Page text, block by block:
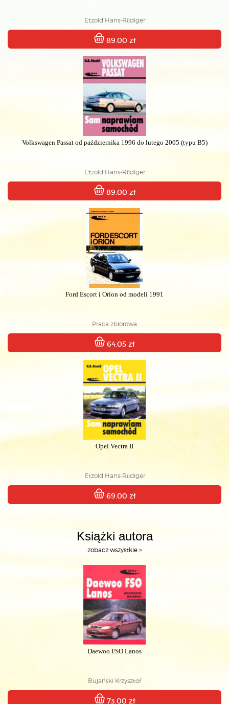
Etzold Hans-Rüdiger
89.00 zł
Volkswagen Passat od października 1996 do lutego 2005 (typu B5)
Etzold Hans-Rüdiger
89.00 zł
Ford Escort i Orion od modeli 1991
Praca zbiorowa
64.05 zł
Opel Vectra II
Etzold Hans-Rüdiger
69.00 zł
Książki autora
zobacz wszystkie >
Daewoo FSO Lanos
Bujański Krzysztof
73.00 zł